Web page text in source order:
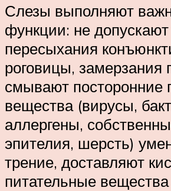
Слезы выполняют
функции: не допускают
пересыхания
роговицы, замерзания
смывают посторонние
вещества (вирусы,
аллергены,
эпителия, шерсть)
трение, доставляют
питательные вещества